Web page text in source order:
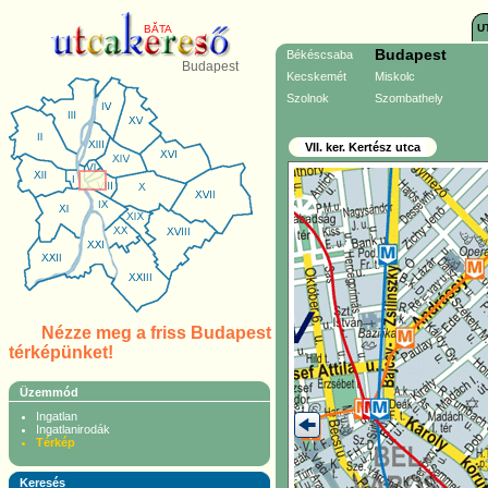
BĂTA
Budapest
Nézze meg a friss Budapest
térképünket!
Üzemmód
Ingatlan
Ingatlanirodák
Térkép
Keresés
Békéscsaba Budapest
Kecskemét
Miskolc
Szolnok
Szombathely
VII. ker. Kertész utca